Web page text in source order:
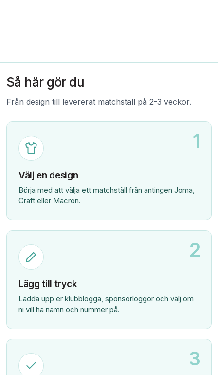
Så här gör du
Från design till levererat matchställ på 2-3 veckor.
1
Välj en design
Börja med att välja ett matchställ från antingen Joma,
Craft eller Macron.
2
Lägg till tryck
Ladda upp er klubblogga, sponsorloggor och välj om
ni vill ha namn och nummer på.
3